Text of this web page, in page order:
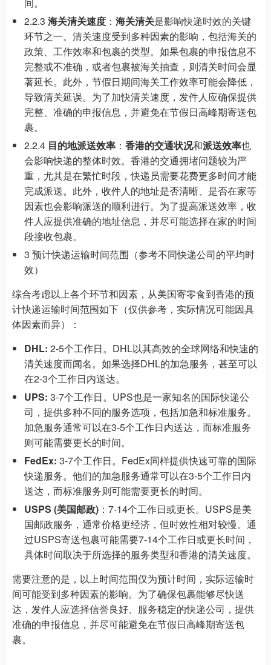
2.2.3 海关清关速度 ： 海关清关是影响快递时效的关键
环节之一。清关速度受到多种因素的影响，包括海关的
政策、工作效率和包裹的类型。如果包裹的申报信息不
完整或不准确，或者包裹被海关抽查，则清关时间会显
著延长。此外，节假日期间海关工作效率可能会降低，
导致清关延误。为了加快清关速度，发件人应确保提供
完整、准确的申报信息，并避免在节假日高峰期寄送包
裹。
2.2.4 目的地派送效率 ： 香港的交通状况和派送效率也
会影响快递的整体时效。香港的交通拥堵问题较为严
重，尤其是在繁忙时段，快递员需要花费更多时间才能
完成派送。此外，收件人的地址是否清晰、是否在家等
因素也会影响派送的顺利进行。为了提高派送效率，收
件人应提供准确的地址信息，并尽可能选择在家的时间
段接收包裹。
3 预计快递运输时间范围（参考不同快递公司的平均时
效）
综合考虑以上各个环节和因素，从美国寄零食到香港的预
计快递运输时间范围如下（仅供参考，实际情况可能因具
体因素而异）：
DHL: 2-5个工作日。DHL以其高效的全球网络和快速的
清关速度而闻名。如果选择DHL的加急服务，甚至可以
在2-3个工作日内送达。
UPS: 3-7个工作日。UPS也是一家知名的国际快递公
司，提供多种不同的服务选项，包括加急和标准服务。
加急服务通常可以在3-5个工作日内送达，而标准服务
则可能需要更长的时间。
FedEx: 3-7个工作日。FedEx同样提供快速可靠的国际
快递服务。他们的加急服务通常可以在3-5个工作日内
送达，而标准服务则可能需要更长的时间。
USPS (美国邮政) ：7-14个工作日或更长。USPS是美
国邮政服务，通常价格更经济，但时效性相对较慢。通
过USPS寄送包裹可能需要7-14个工作日或更长时间，
具体时间取决于所选择的服务类型和香港的清关速度。
需要注意的是，以上时间范围仅为预计时间，实际运输时
间可能受到多种因素的影响。为了确保包裹能够尽快送
达，发件人应选择信誉良好、服务稳定的快递公司，提供
准确的申报信息，并尽可能避免在节假日高峰期寄送包
裹。